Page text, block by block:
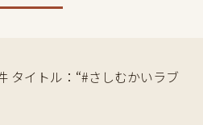
タイトル：“#さしむかいラブ